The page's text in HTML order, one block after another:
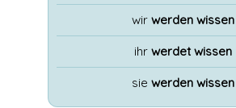
wir werden wissen
ihr werdet wissen
sie werden wissen